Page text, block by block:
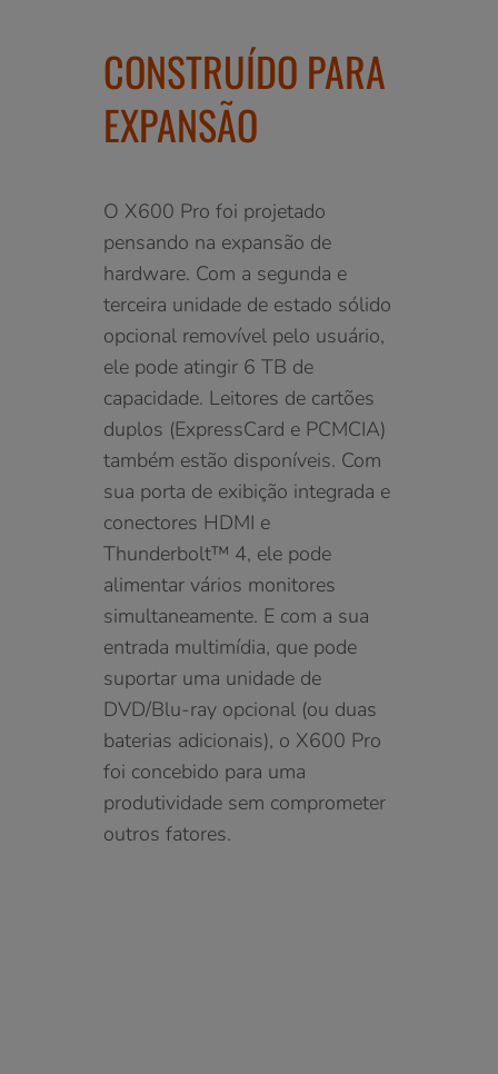
CONSTRUÍDO PARA
EXPANSÃO
O X600 Pro foi projetado
pensando na expansão de
hardware. Com a segunda e
terceira unidade de estado sólido
opcional removível pelo usuário,
ele pode atingir 6 TB de
capacidade. Leitores de cartões
duplos (ExpressCard e PCMCIA)
também estão disponíveis. Com
sua porta de exibição integrada e
conectores HDMI e
Thunderbolt™ 4, ele pode
alimentar vários monitores
simultaneamente. E com a sua
entrada multimídia, que pode
suportar uma unidade de
DVD/Blu-ray opcional (ou duas
baterias adicionais), o X600 Pro
foi concebido para uma
produtividade sem comprometer
outros fatores.